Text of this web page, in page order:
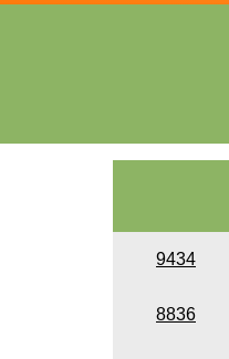
9434
8836